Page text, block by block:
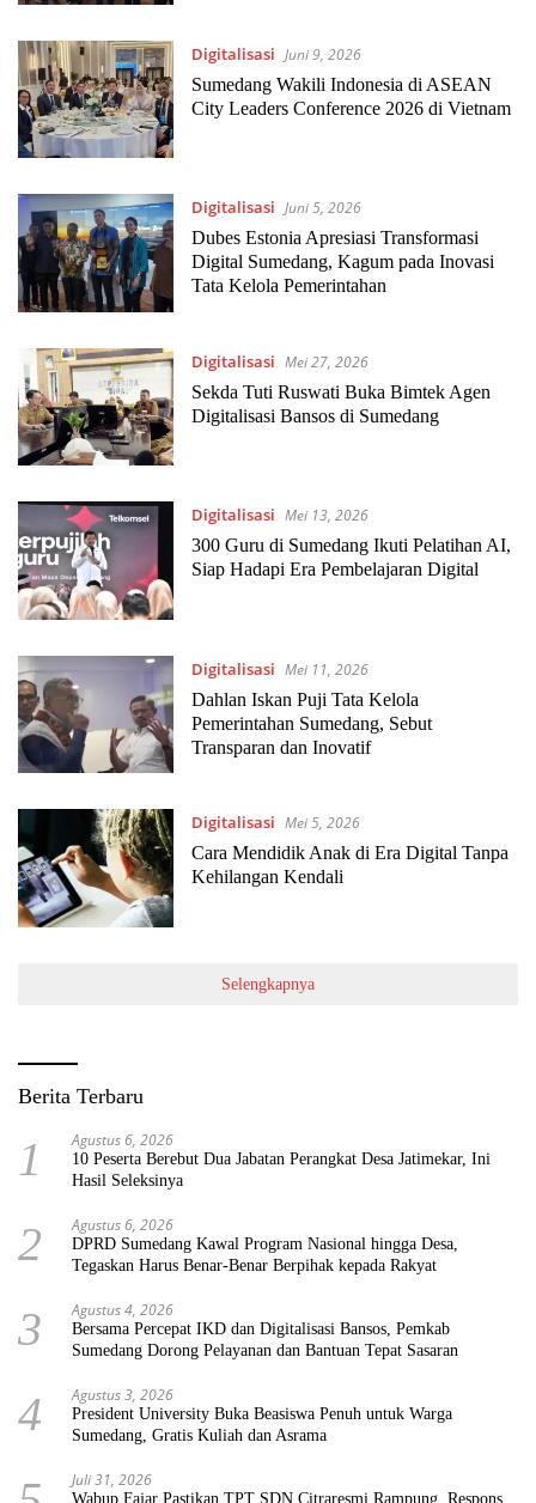
Digitalisasi Juni 9, 2026
Sumedang Wakili Indonesia di ASEAN
City Leaders Conference 2026 di Vietnam
Digitalisasi Juni 5, 2026
Dubes Estonia Apresiasi Transformasi
Digital Sumedang, Kagum pada Inovasi
Tata Kelola Pemerintahan
Digitalisasi Mei 27, 2026
Sekda Tuti Ruswati Buka Bimtek Agen
Digitalisasi Bansos di Sumedang
Digitalisasi Mei 13, 2026
300 Guru di Sumedang Ikuti Pelatihan AI,
Siap Hadapi Era Pembelajaran Digital
Digitalisasi Mei 11, 2026
Dahlan Iskan Puji Tata Kelola
Pemerintahan Sumedang, Sebut
Transparan dan Inovatif
Digitalisasi Mei 5, 2026
Cara Mendidik Anak di Era Digital Tanpa
Kehilangan Kendali
Selengkapnya
Berita Terbaru
1 Agustus 6, 2026
10 Peserta Berebut Dua Jabatan Perangkat Desa Jatimekar, Ini
Hasil Seleksinya
2 Agustus 6, 2026
DPRD Sumedang Kawal Program Nasional hingga Desa,
Tegaskan Harus Benar-Benar Berpihak kepada Rakyat
3 Agustus 4, 2026
Bersama Percepat IKD dan Digitalisasi Bansos, Pemkab
Sumedang Dorong Pelayanan dan Bantuan Tepat Sasaran
4 Agustus 3, 2026
President University Buka Beasiswa Penuh untuk Warga
Sumedang, Gratis Kuliah dan Asrama
Juli 31, 2026
Wabup Fajar Pastikan TPT SDN Citraresmi Rampung, Respons